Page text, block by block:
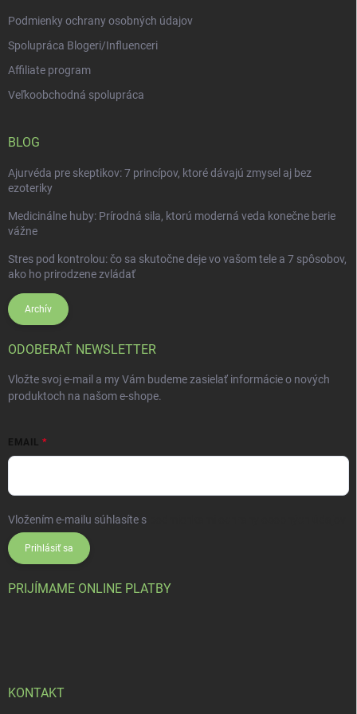
Podmienky ochrany osobných údajov
Spolupráca Blogeri/Influenceri
Affiliate program
Veľkoobchodná spolupráca
BLOG
Ajurvéda pre skeptikov: 7 princípov, ktoré dávajú zmysel aj bez
ezoteriky
Medicinálne huby: Prírodná sila, ktorú moderná veda konečne berie
vážne
Stres pod kontrolou: čo sa skutočne deje vo vašom tele a 7 spôsobov,
ako ho prirodzene zvládať
Archív
ODOBERAŤ NEWSLETTER
Vložte svoj e-mail a my Vám budeme zasielať informácie o nových
produktoch na našom e-shope.
EMAIL
Vložením e-mailu súhlasíte s
Prihlásiť sa
PRIJÍMAME ONLINE PLATBY
KONTAKT